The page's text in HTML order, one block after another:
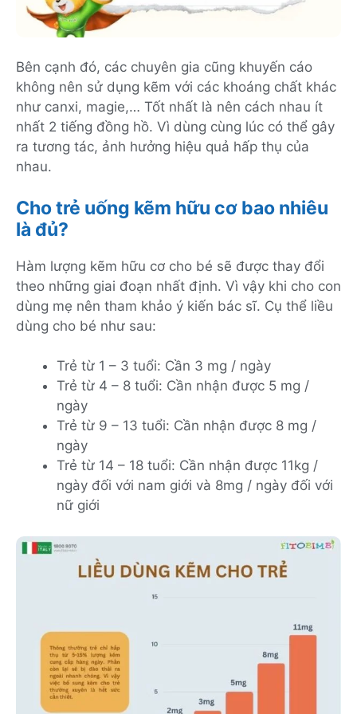
Bên cạnh đó, các chuyên gia cũng khuyến cáo
không nên sử dụng kẽm với các khoáng chất khác
như canxi, magie,… Tốt nhất là nên cách nhau ít
nhất 2 tiếng đồng hồ. Vì dùng cùng lúc có thể gây
ra tương tác, ảnh hưởng hiệu quả hấp thụ của
nhau.
Cho trẻ uống kẽm hữu cơ bao nhiêu
là đủ?
Hàm lượng kẽm hữu cơ cho bé sẽ được thay đổi
theo những giai đoạn nhất định. Vì vậy khi cho con
dùng mẹ nên tham khảo ý kiến bác sĩ. Cụ thể liều
dùng cho bé như sau:
Trẻ từ 1 – 3 tuổi: Cần 3 mg / ngày
Trẻ từ 4 – 8 tuổi: Cần nhận được 5 mg /
ngày
Trẻ từ 9 – 13 tuổi: Cần nhận được 8 mg /
ngày
Trẻ từ 14 – 18 tuổi: Cần nhận được 11kg /
ngày đối với nam giới và 8mg / ngày đối với
nữ giới